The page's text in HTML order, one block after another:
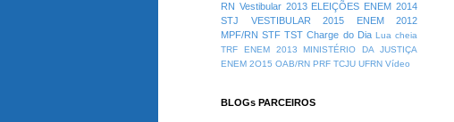
RN Vestibular 2013 ELEIÇÕES ENEM 2014
STJ
VESTIBULAR 2015
ENEM 2012
MPF/RN STF TST Charge do Dia Lua cheia
TRF
ENEM 2013
MINISTÉRIO DA JUSTIÇA
ENEM 2O15 OAB/RN PRF TCJU UFRN Vídeo
BLOGs PARCEIROS